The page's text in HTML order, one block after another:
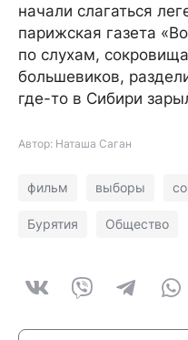
начали слагаться
парижская газета
по слухам,
большевиков,
где-то в Сибири
Автор: Наташа Саган
фильм выборы
Бурятия Общество